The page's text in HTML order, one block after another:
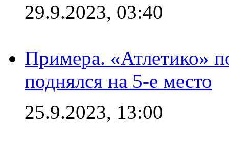
29.9.2023, 03:40
Примера. «Атлетико»
поднялся на 5-е место
25.9.2023, 13:00